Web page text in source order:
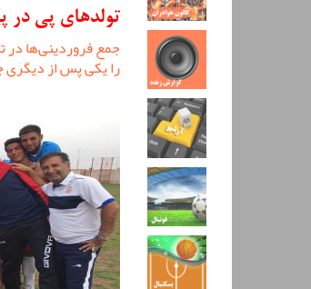
تولد‌های پی در
جمع فروردینی‌ها
را یکی پس از